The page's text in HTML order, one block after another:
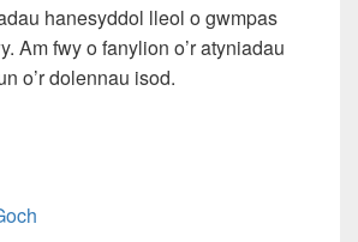
hanesyddol lleol o gwmpas
Am fwy o fanylion o’r atyniadau
o’r dolennau isod.